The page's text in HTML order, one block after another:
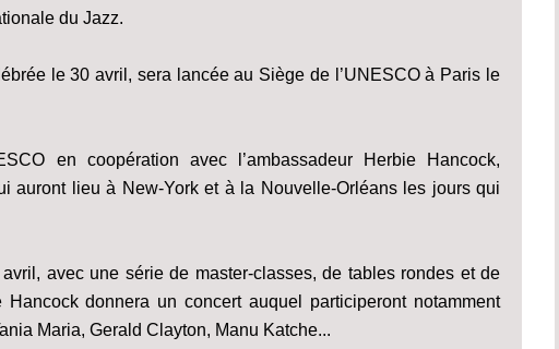
du Jazz.
le 30 avril, sera lancée au Siège de l’UNESCO à Paris le
en coopération avec l’ambassadeur Herbie Hancock,
auront lieu à New-York et à la Nouvelle-Orléans les jours qui
avec une série de master-classes, de tables rondes et de
Hancock donnera un concert auquel participeront notamment
Maria, Gerald Clayton, Manu Katche...